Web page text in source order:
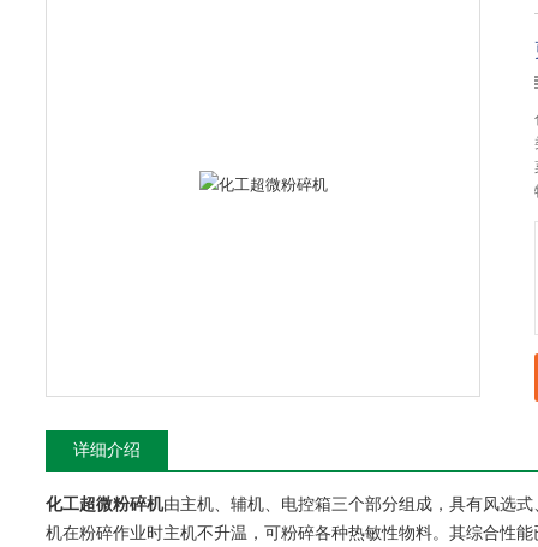
详细介绍
化工超微粉碎机由主机、辅机、电控箱三个部分组成，具有风选
机在粉碎作业时主机不升温，可粉碎各种热敏性物料。其综合性